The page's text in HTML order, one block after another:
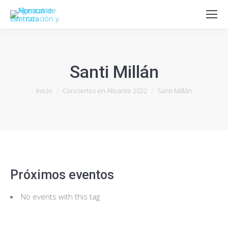
Santi Millán
Estás aquí:
Inicio Conciertos en Alicante 2022 Santi Millán
Próximos eventos
No events with this tag